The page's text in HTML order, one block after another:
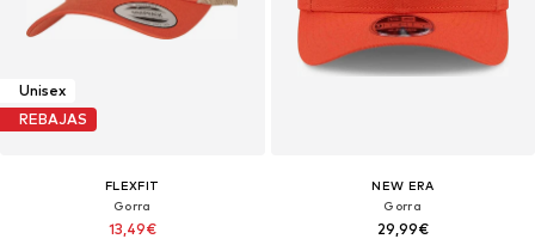
Unisex
REBAJAS
FLEXFIT
Gorra
13,49€
NEW ERA
Gorra
29,99€